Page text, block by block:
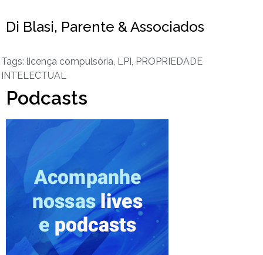
Di Blasi, Parente & Associados
Tags: licença compulsória, LPI, PROPRIEDADE
INTELECTUAL
Podcasts